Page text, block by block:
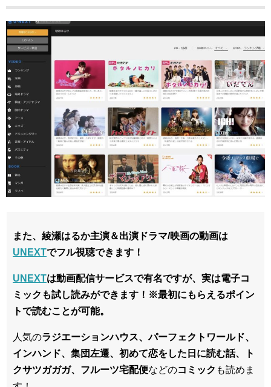
また、綾瀬はるか主演＆出演ドラマ/映画の動画は
UNEXTでフル視聴できます！
UNEXTは動画配信サービスで有名ですが、実は電子コ
ミックも試し読みができます！※最初にもらえるポイン
トで読むことが可能。
人気のラジエーションハウス、パーフェクトワールド、
インハンド、集団左遷、初めて恋をした日に読む話、ト
クサツガガガ、フルーツ宅配便などのコミック も読めま